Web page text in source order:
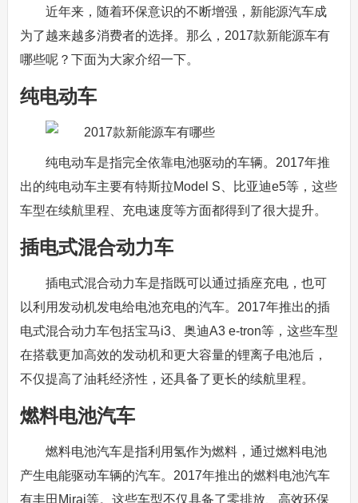
近年来，随着环保意识的不断增强，新能源汽车成
为了越来越多消费者的选择。那么，2017款新能源车有
哪些呢？下面为大家介绍一下。
纯电动车
纯电动车是指完全依靠电池驱动的车辆。2017年推
出的纯电动车主要有特斯拉Model S、比亚迪e5等，这些
车型在续航里程、充电速度等方面都得到了很大提升。
插电式混合动力车
插电式混合动力车是指既可以通过插座充电，也可
以利用发动机发电给电池充电的汽车。2017年推出的插
电式混合动力车包括宝马i3、奥迪A3 e-tron等，这些车型
在搭载更加高效的发动机和更大容量的锂离子电池后，
不仅提高了油耗经济性，还具备了更长的续航里程。
燃料电池汽车
燃料电池汽车是指利用氢作为燃料，通过燃料电池
产生电能驱动车辆的汽车。2017年推出的燃料电池汽车
有丰田Mirai等。这些车型不仅具备了零排放、高效环保